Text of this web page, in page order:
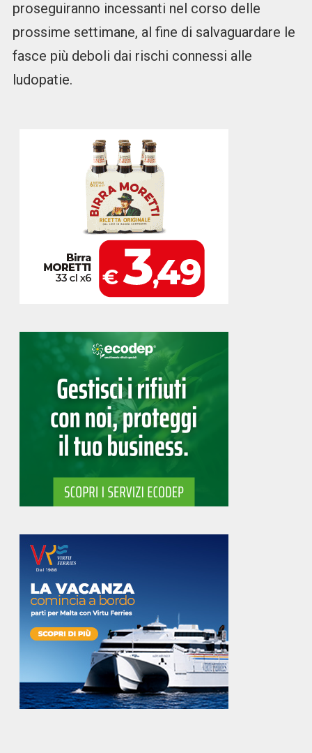
proseguiranno incessanti nel corso delle
prossime settimane, al fine di salvaguardare le
fasce più deboli dai rischi connessi alle
ludopatie.